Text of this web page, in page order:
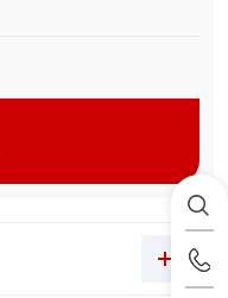
成。具有形象逼真、操